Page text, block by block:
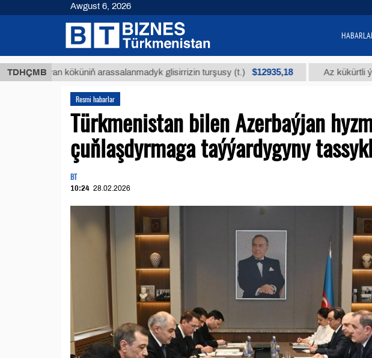
TDHÇMB
Buýan köküniň arassalanmadyk glisirrizin turşusy (t.) $12935,18 Az kükürtli ýakyş
Resmi habarlar
Türkmenistan bilen Azerbaýjan
çuňlaşdyrmaga taýýardygyny
BT
10:24 28.02.2026
Awgust 6, 2026